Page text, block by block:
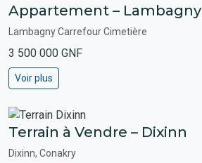
Appartement – Lambagny
Lambagny Carrefour Cimetière
3 500 000 GNF
Voir plus
Terrain à Vendre – Dixinn
Dixinn, Conakry